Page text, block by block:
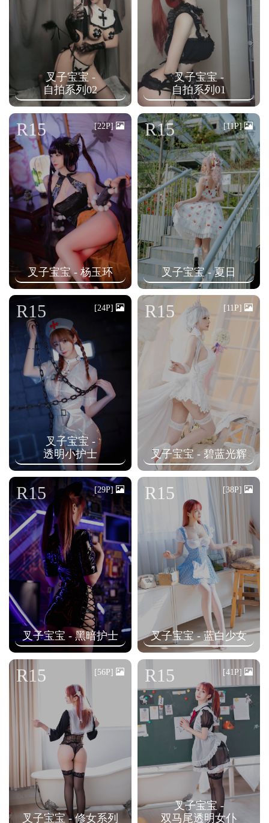
叉子宝宝 -
自拍系列02
叉子宝宝 -
自拍系列01
叉子宝宝 - 杨玉环
R15 [22P]
叉子宝宝 - 夏日
R15 [11P]
叉子宝宝 -
透明小护士
R15 [24P]
叉子宝宝 - 碧蓝光辉
R15 [11P]
叉子宝宝 - 黑暗护士
R15 [29P]
叉子宝宝 - 蓝白少女
R15 [38P]
叉子宝宝 - 修女系列
R15 [56P]
叉子宝宝 -
双马尾透明女仆
R15 [41P]